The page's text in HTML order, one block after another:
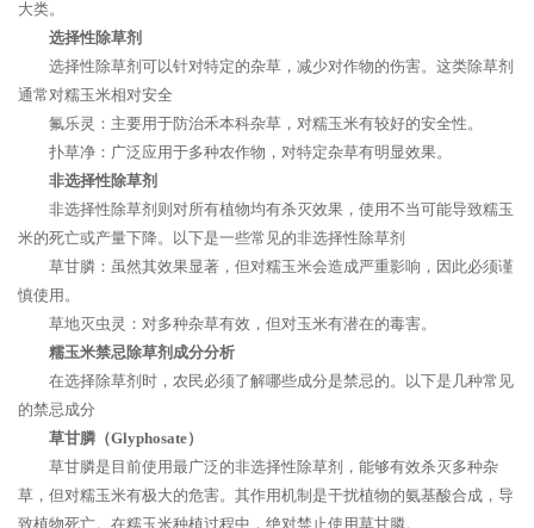
大类。
选择性除草剂
选择性除草剂可以针对特定的杂草，减少对作物的伤害。这类除草剂
通常对糯玉米相对安全
氟乐灵：主要用于防治禾本科杂草，对糯玉米有较好的安全性。
扑草净：广泛应用于多种农作物，对特定杂草有明显效果。
非选择性除草剂
非选择性除草剂则对所有植物均有杀灭效果，使用不当可能导致糯玉
米的死亡或产量下降。以下是一些常见的非选择性除草剂
草甘膦：虽然其效果显著，但对糯玉米会造成严重影响，因此必须谨
慎使用。
草地灭虫灵：对多种杂草有效，但对玉米有潜在的毒害。
糯玉米禁忌除草剂成分分析
在选择除草剂时，农民必须了解哪些成分是禁忌的。以下是几种常见
的禁忌成分
草甘膦（Glyphosate）
草甘膦是目前使用最广泛的非选择性除草剂，能够有效杀灭多种杂
草，但对糯玉米有极大的危害。其作用机制是干扰植物的氨基酸合成，导
致植物死亡。在糯玉米种植过程中，绝对禁止使用草甘膦。